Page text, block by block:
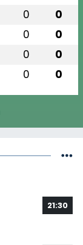
0 0
0 0
0 0
0 0
21:30